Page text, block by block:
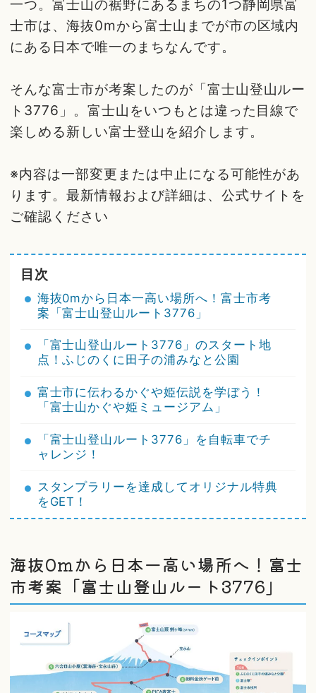
一つ。富士山の裾野にあるまちの1つ静岡県富
士市は、海抜0mから富士山までが市の区域内
にある日本で唯一のまちなんです。
そんな富士市が考案したのが「富士山登山ルー
ト3776」。富士山をいつもとは違った目線で
楽しめる新しい富士登山を紹介します。
※内容は一部変更または中止になる可能性があ
ります。最新情報および詳細は、公式サイトを
ご確認ください
目次
海抜0mから日本一高い場所へ！富士市考
案「富士山登山ルート3776」
「富士山登山ルート3776」のスタート地
点！ふじのくに田子の浦みなと公園
富士市に伝わるかぐや姫伝説を学ぼう！
「富士山かぐや姫ミュージアム」
「富士山登山ルート3776」を自転車でチ
ャレンジ！
スタンプラリーを達成してオリジナル特典
をGET！
海抜0mから日本一高い場所へ！富士
市考案「富士山登山ルート3776」